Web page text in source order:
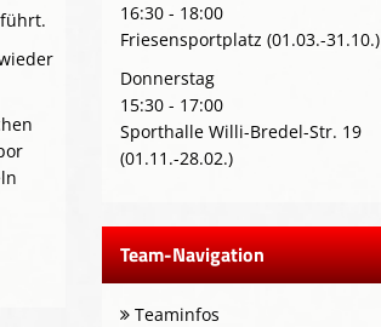
16:30 - 18:00
Friesensportplatz (01.03.-31.10.)
Donnerstag
15:30 - 17:00
Sporthalle Willi-Bredel-Str. 19
(01.11.-28.02.)
Team-Navigation
Teaminfos